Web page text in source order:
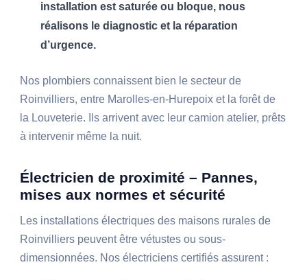
installation est saturée ou bloque, nous
réalisons le diagnostic et la réparation
d’urgence.
Nos plombiers connaissent bien le secteur de
Roinvilliers, entre Marolles-en-Hurepoix et la forêt de
la Louveterie. Ils arrivent avec leur camion atelier, prêts
à intervenir même la nuit.
Électricien de proximité – Pannes,
mises aux normes et sécurité
Les installations électriques des maisons rurales de
Roinvilliers peuvent être vétustes ou sous-
dimensionnées. Nos électriciens certifiés assurent :